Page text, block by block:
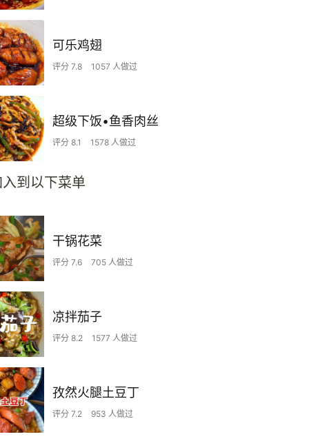
可乐鸡翅
评分 7.8 1057 人做过
超级下饭•鱼香肉丝
评分 8.1 1578 人做过
到以下菜单
干锅花菜
评分 7.6 705 人做过
凉拌茄子
评分 8.2 1577 人做过
孜然火腿土豆丁
评分 7.2 953 人做过